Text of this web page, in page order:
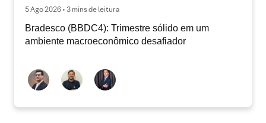
5 Ago 2026 • 3 mins de leitura
Bradesco (BBDC4): Trimestre sólido em um
ambiente macroeconômico desafiador